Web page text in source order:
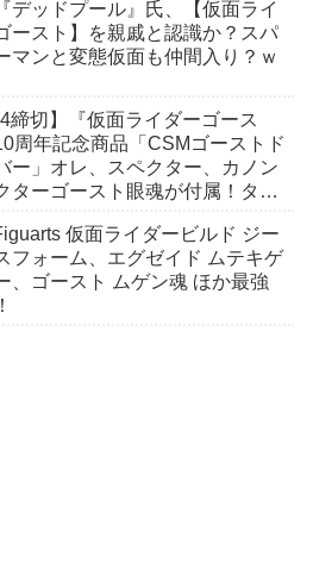
デッドプール』氏、【仮面ライ
ースト】を親戚と認識か？スパ
マンと変態仮面も仲間入り？ｗ
締切】『仮面ライダーゴース
周年記念商品「CSMゴーストド
ー」オレ、スペクター、カノン
ターゴースト眼魂が付属！タケ
仮面ライダービルド ジー
フォーム、エグゼイド ムテキゲ
、ゴースト ムゲン魂 ほか最強